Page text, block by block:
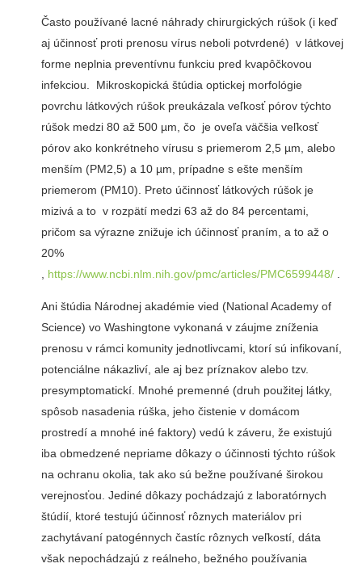
Často používané lacné náhrady chirurgických rúšok (i keď
aj účinnosť proti prenosu vírus neboli potvrdené) v látkovej
forme neplnia preventívnu funkciu pred kvapôčkovou
infekciou. Mikroskopická štúdia optickej morfológie
povrchu látkových rúšok preukázala veľkosť pórov týchto
rúšok medzi 80 až 500 µm, čo je oveľa väčšia veľkosť
pórov ako konkrétneho vírusu s priemerom 2,5 µm, alebo
menším (PM2,5) a 10 µm, prípadne s ešte menším
priemerom (PM10). Preto účinnosť látkových rúšok je
mizivá a to v rozpätí medzi 63 až do 84 percentami,
pričom sa výrazne znižuje ich účinnosť praním, a to až o
20%
https://www.ncbi.nlm.nih.gov/pmc/articles/PMC6599448/.
Ani štúdia Národnej akadémie vied (National Academy of
Science) vo Washingtone vykonaná v záujme zníženia
prenosu v rámci komunity jednotlivcami, ktorí sú infikovaní,
potenciálne nákazliví, ale aj bez príznakov alebo tzv.
presymptomatickí. Mnohé premenné (druh použitej látky,
spôsob nasadenia rúška, jeho čistenie v domácom
prostredí a mnohé iné faktory) vedú k záveru, že existujú
iba obmedzené nepriame dôkazy o účinnosti týchto rúšok
na ochranu okolia, tak ako sú bežne používané širokou
verejnosťou. Jediné dôkazy pochádzajú z laboratórnych
štúdií, ktoré testujú účinnosť rôznych materiálov pri
zachytávaní patogénnych častíc rôznych veľkostí, dáta
však nepochádzajú z reálneho, bežného používania